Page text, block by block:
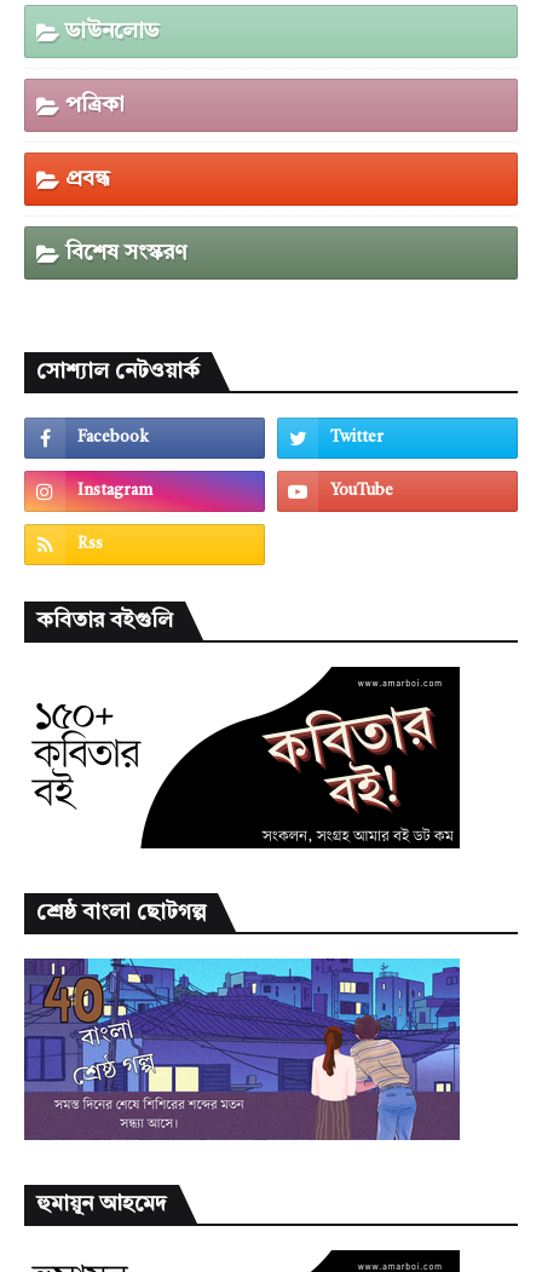
ডাউনলোড
পত্রিকা
প্রবন্ধ
বিশেষ সংস্করণ
সোশ্যাল নেটওয়ার্ক
কবিতার বইগুলি
শ্রেষ্ঠ বাংলা ছোটগল্প
হুমায়ূন আহমেদ